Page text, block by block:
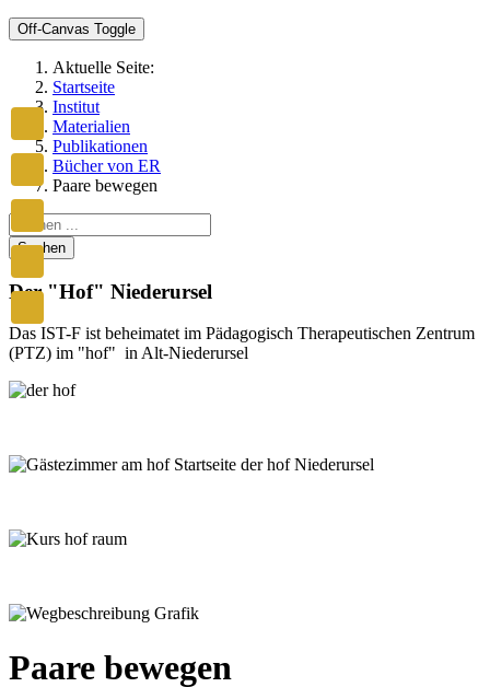
Off-Canvas Toggle
Aktuelle Seite:
Startseite
Institut
Materialien
Publikationen
Bücher von ER
Paare bewegen
Suchen
Der "Hof" Niederursel
Das IST-F ist beheimatet im Pädagogisch Therapeutischen Zentrum
(PTZ) im "hof" in Alt-Niederursel
Paare bewegen